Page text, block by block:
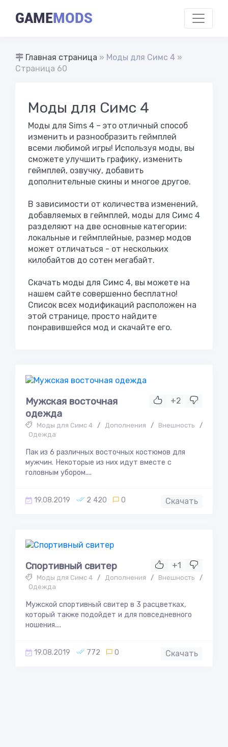
GAMEMODS
Главная страница » Моды для Симс 4 »
Страница 60
Моды для Симс 4
Моды для Sims 4 – это отличный способ
изменить и разнообразить геймплей
всеми любимой игры! Используя моды, вы
сможете улучшить графику, изменить
геймплей, озвучку, добавить
дополнительные скины и многое другое.
В зависимости от количества изменений,
добавляемых в геймплей, моды для Симс 4
разделяют на две основные категории:
локальные и геймплейные, размер модов
может отличаться - от нескольких
килобайтов до сотен мегабайт.
Скачать моды для Симс 4, вы можете на
нашем сайте совершенно бесплатно!
Список всех модификаций расположен на
этой странице, просто найдите
понравившейся мод и скачайте его.
+2
Мужская восточная
одежда
Моды для Симс 4 / Дополнения / Внешность
/
Одежда
Пак из 6 различных восточных костюмов для
мужчин. Некоторые из них идут вместе с
головным убором....
19.08.2019 2 420 0 Скачать
+1
Спортивный свитер
Моды для Симс 4 / Дополнения / Внешность
/
Одежда
Мужской спортивный свитер в 3 расцветках,
который также подойдет и для повседневного
ношения....
19.08.2019 772 0 Скачать